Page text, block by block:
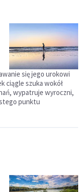
się jego urokowi
ciągle szuka wokół
wypatruje wyroczni,
punktu